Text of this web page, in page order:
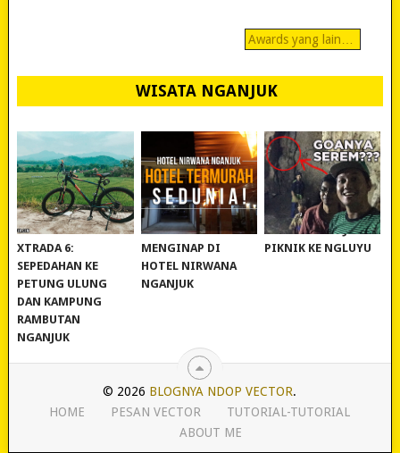
Awards yang lain…
WISATA NGANJUK
REVIEW POLYGON
XTRADA 6:
SEPEDAHAN KE
PETUNG ULUNG
DAN KAMPUNG
RAMBUTAN
NGANJUK
MURAH BANGET!
MENGINAP DI
HOTEL NIRWANA
NGANJUK
WISATA NGANJUK:
PIKNIK KE NGLUYU
© 2026 BLOGNYA NDOP VECTOR.
HOME
PESAN VECTOR
TUTORIAL-TUTORIAL
ABOUT ME